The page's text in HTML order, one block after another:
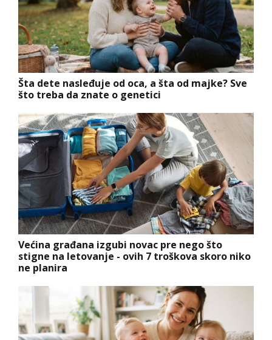
Šta dete nasleđuje od oca, a šta od majke? Sve
što treba da znate o genetici
Većina građana izgubi novac pre nego što
stigne na letovanje - ovih 7 troškova skoro niko
ne planira